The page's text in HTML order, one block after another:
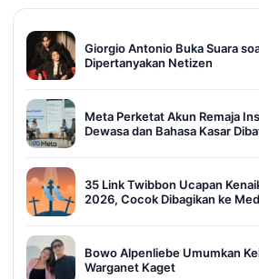
Giorgio Antonio Buka Suara
Dipertanyakan Netizen
Meta Perketat Akun Remaja
Dewasa dan Bahasa Kasar
35 Link Twibbon Ucapan
2026, Cocok Dibagikan ke
Bowo Alpenliebe Umumkan
Warganet Kaget